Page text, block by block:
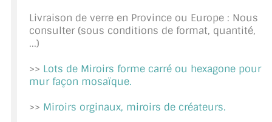
COMMENT COUPER DU VERRE ?
CONSEILS / AIDE
A PROPOS DE LA LIVRAISON
COMPTE PRO
Livraison de verre en Province ou Europe : Nous
consulter (sous conditions de format, quantité,
...)
>> Lots de Miroirs forme carré ou hexagone pour
mur façon mosaïque.
>> Miroirs orginaux, miroirs de créateurs.